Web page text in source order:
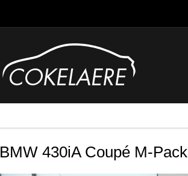
BMW 430iA Coupé M-Pack